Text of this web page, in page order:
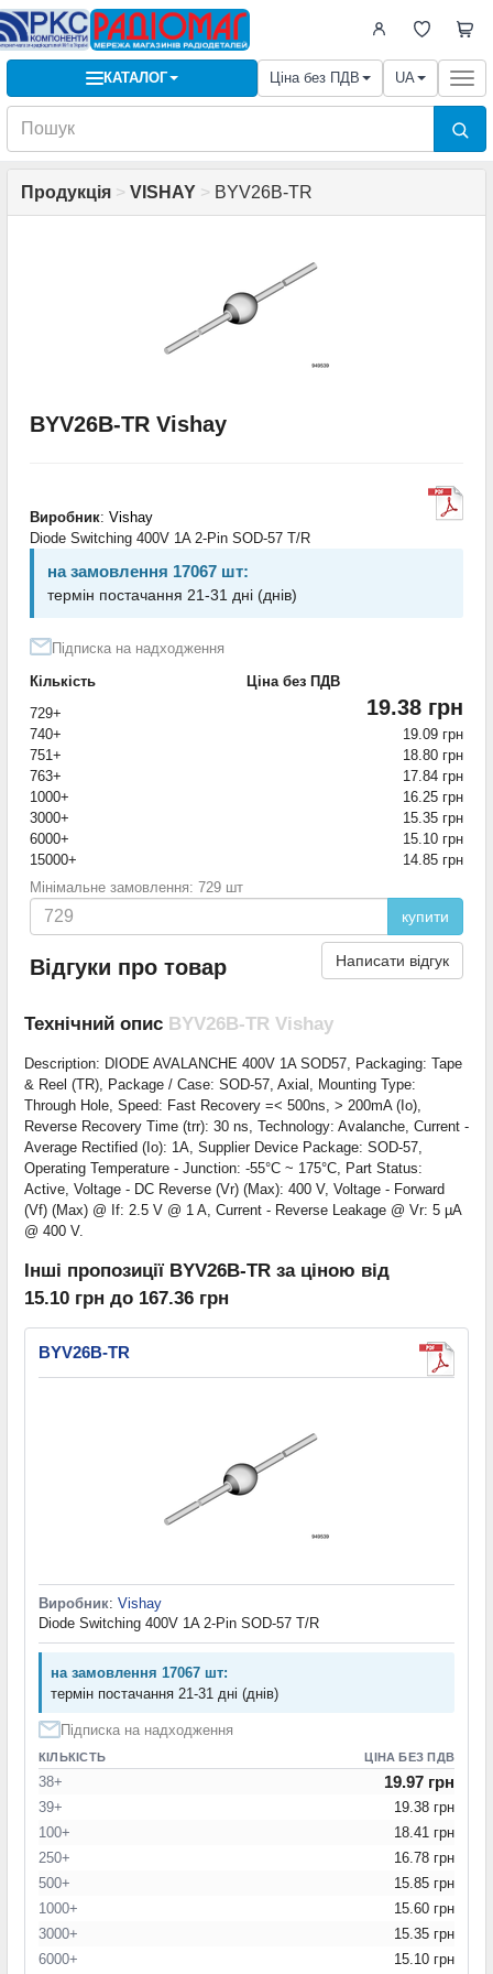
КАТАЛОГ Ціна без ПДВ UA
Продукція > VISHAY > BYV26B-TR
BYV26B-TR Vishay
Виробник: Vishay
Diode Switching 400V 1A 2-Pin SOD-57 T/R
на замовлення 17067 шт:
термін постачання 21-31 дні (днів)
Підписка на надходження
Кількість
Ціна без ПДВ
729+
19.38 грн
740+
19.09 грн
751+
18.80 грн
763+
17.84 грн
1000+
16.25 грн
3000+
15.35 грн
6000+
15.10 грн
15000+
14.85 грн
Мінімальне замовлення: 729 шт
купити
Відгуки про товар Написати відгук
Технічний опис BYV26B-TR Vishay
Description: DIODE AVALANCHE 400V 1A SOD57, Packaging: Tape
& Reel (TR), Package / Case: SOD-57, Axial, Mounting Type:
Through Hole, Speed: Fast Recovery =< 500ns, > 200mA (Io),
Reverse Recovery Time (trr): 30 ns, Technology: Avalanche, Current -
Average Rectified (Io): 1A, Supplier Device Package: SOD-57,
Operating Temperature - Junction: -55°C ~ 175°C, Part Status:
Active, Voltage - DC Reverse (Vr) (Max): 400 V, Voltage - Forward
(Vf) (Max) @ If: 2.5 V @ 1 A, Current - Reverse Leakage @ Vr: 5 µA
@ 400 V.
Інші пропозиції BYV26B-TR за ціною від
15.10 грн до 167.36 грн
BYV26B-TR
Виробник: Vishay
Diode Switching 400V 1A 2-Pin SOD-57 T/R
на замовлення 17067 шт:
термін постачання 21-31 дні (днів)
Підписка на надходження
КІЛЬКІСТЬ ЦІНА БЕЗ ПДВ
38+ 19.97 грн
39+
19.38 грн
100+
18.41 грн
250+
16.78 грн
500+
15.85 грн
1000+
15.60 грн
3000+
15.35 грн
6000+
15.10 грн